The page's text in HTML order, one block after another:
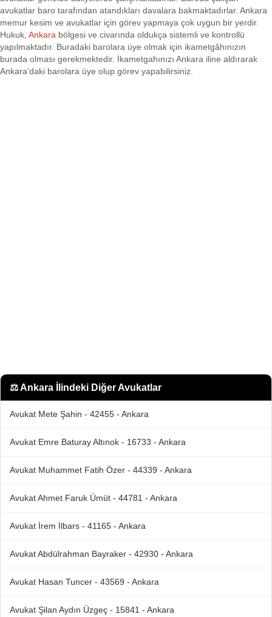
avukatlar baro tarafından atandıkları davalara bakmaktadırlar. Ankara
memur kesim ve avukatlar için görev yapmaya çok uygun bir yerdir.
Hukuk, Ankara bölgesi ve civarında oldukça sistemli ve kontrollü
yapılmaktadır. Buradaki barolara üye olmak için ikametgâhınızın
burada olması gerekmektedir. İkametgahınızı Ankara iline aldırarak
Ankara’daki barolara üye olup görev yapabilirsiniz.
⚖️Ankara İlindeki Diğer Avukatlar
Avukat Mete Şahin - 42455 - Ankara
Avukat Emre Baturay Altınok - 16733 - Ankara
Avukat Muhammet Fatih Özer - 44339 - Ankara
Avukat Ahmet Faruk Ümüt - 44781 - Ankara
Avukat İrem İlbars - 41165 - Ankara
Avukat Abdülrahman Bayraker - 42930 - Ankara
Avukat Hasan Tuncer - 43569 - Ankara
Avukat Şilan Aydın Üzgeç - 15841 - Ankara